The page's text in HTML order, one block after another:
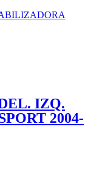
IZQ.
2004-